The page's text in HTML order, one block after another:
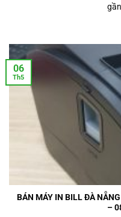
BÁN MÁY IN BILL ĐÀ
–
06
Th5